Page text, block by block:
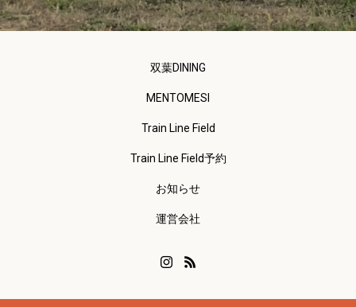
双葉DINING
MENTOMESI
Train Line Field
Train Line Field予約
お知らせ
運営会社